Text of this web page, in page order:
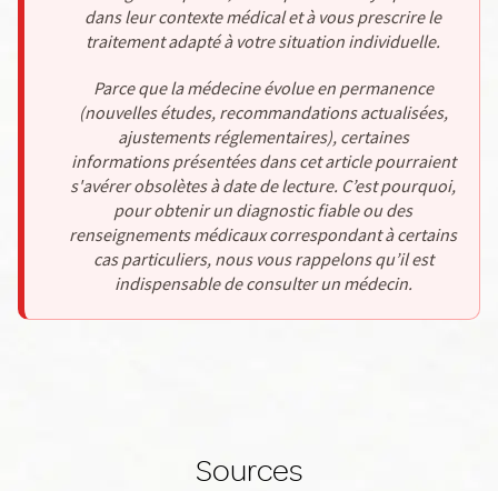
dans leur contexte médical et à vous prescrire le
traitement adapté à votre situation individuelle.
Parce que la médecine évolue en permanence
(nouvelles études, recommandations actualisées,
ajustements réglementaires), certaines
informations présentées dans cet article pourraient
s'avérer obsolètes à date de lecture. C’est pourquoi,
pour obtenir un diagnostic fiable ou des
renseignements médicaux correspondant à certains
cas particuliers, nous vous rappelons qu’il est
indispensable de consulter un médecin.
Sources